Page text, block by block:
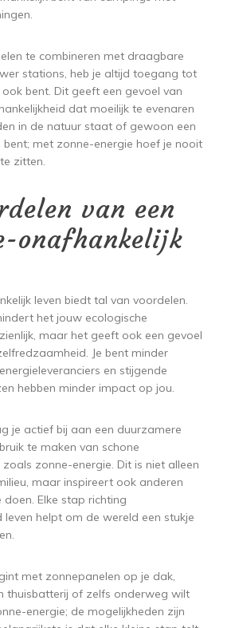
te combineren met draagbare
stations, heb je altijd toegang tot
bent. Dit geeft een gevoel van
dat moeilijk te evenaren
in de natuur staat of gewoon een
met zonne-energie hoef je nooit
zitten.
van een
onafhankelijk
leven biedt tal van voordelen.
het jouw ecologische
maar het geeft ook een gevoel
Je bent minder
en stijgende
hebben minder impact op jou.
je actief bij aan een duurzamere
te maken van schone
zonne-energie. Dit is niet alleen
maar inspireert ook anderen
Elke stap richting
leven helpt om de wereld een stukje
met zonnepanelen op je dak,
thuisbatterij of zelfs onderweg wilt
energie; de mogelijkheden zijn